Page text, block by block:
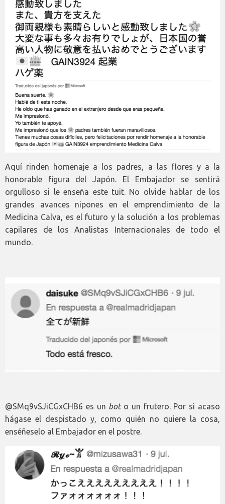
Aquí rinden homenaje a los padres, a las flores y a la
honorable figura del Japón. El Embajador se sentirá
orgulloso si le enseña este tuit. No olvide hablar de los
grandes avances nipones en el emprendimiento de la
Medicina Calva, es el futuro y la solución a los problemas
capilares de los Analistas Internacionales de todo el
mundo.
@SMq9vSJiCGxCHB6 es un bot o un frutero. Por si acaso
hágase el despistado y, como quién no quiere la cosa,
enséñeselo al Embajador en el postre.